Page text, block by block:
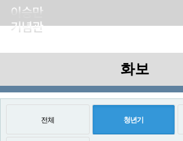
화보
전체 청년기